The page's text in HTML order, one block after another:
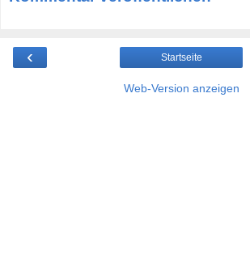
‹ Startseite
Web-Version anzeigen